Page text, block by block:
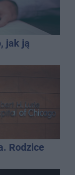
jak ją
Rodzice